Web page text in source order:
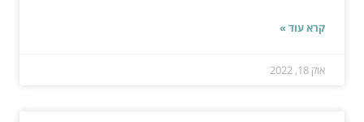
קרא עוד »
אוק 18, 2022